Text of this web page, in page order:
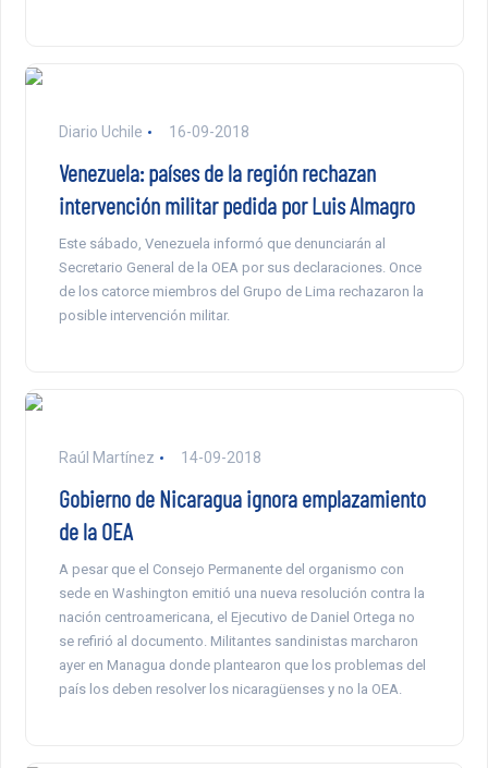
Diario Uchile 16-09-2018
Venezuela: países de la región rechazan
intervención militar pedida por Luis Almagro
Este sábado, Venezuela informó que denunciarán al
Secretario General de la OEA por sus declaraciones. Once
de los catorce miembros del Grupo de Lima rechazaron la
posible intervención militar.
Raúl Martínez 14-09-2018
Gobierno de Nicaragua ignora emplazamiento
de la OEA
A pesar que el Consejo Permanente del organismo con
sede en Washington emitió una nueva resolución contra la
nación centroamericana, el Ejecutivo de Daniel Ortega no
se refirió al documento. Militantes sandinistas marcharon
ayer en Managua donde plantearon que los problemas del
país los deben resolver los nicaragüenses y no la OEA.